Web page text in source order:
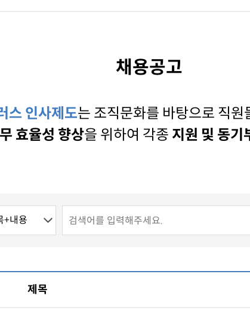
채용공고
스 인사제도는 조직문화를 바탕으로 직원
효율성 향상을 위하여 각종 지원 및 동기
제목